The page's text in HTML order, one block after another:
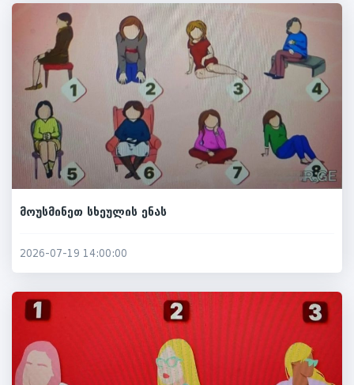
მოუსმინეთ სხეულის ენას
2026-07-19 14:00:00